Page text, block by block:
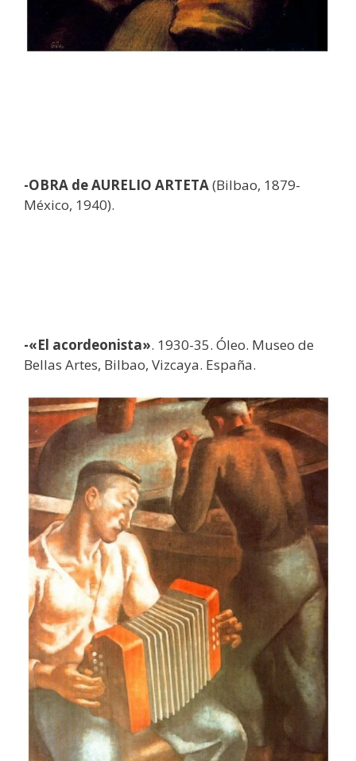
-OBRA de AURELIO ARTETA(Bilbao, 1879-
México, 1940).
-«El acordeonista». 1930-35. Óleo. Museo de
Bellas Artes, Bilbao, Vizcaya. España.